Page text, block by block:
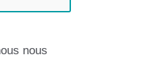
nous